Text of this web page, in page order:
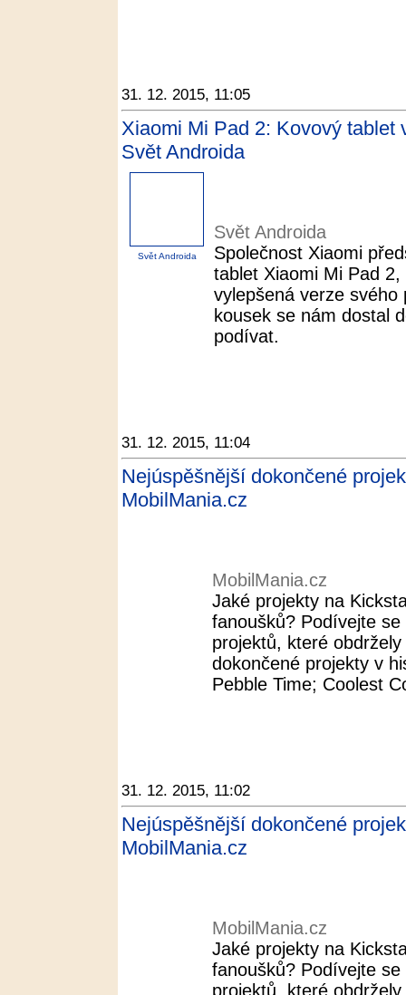
31. 12. 2015, 11:05
Xiaomi Mi Pad 2: Kovový tablet
Svět Androida
Svět Androida
Svět Androida
Společnost Xiaomi
tablet Xiaomi Mi Pad
vylepšená verze svého
kousek se nám dostal
podívat.
31. 12. 2015, 11:04
Nejúspěšnější dokončené
MobilMania.cz
MobilMania.cz
Jaké projekty na
fanoušků? Podívejte
projektů, které
dokončené projekty v
Pebble Time; Coolest
31. 12. 2015, 11:02
Nejúspěšnější dokončené
MobilMania.cz
MobilMania.cz
Jaké projekty na
fanoušků? Podívejte
projektů, které